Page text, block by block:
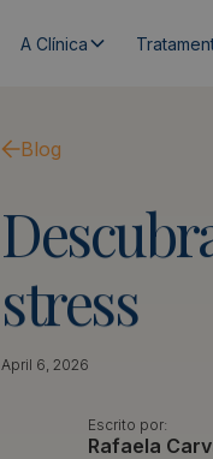
A Clínica
Blog
stress
April 6, 2026
Escrito por:
Rafaela